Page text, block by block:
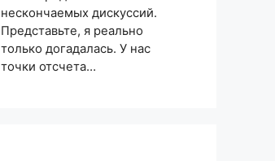
нескончаемых дискуссий.
Представьте, я реально
только догадалась. У нас
точки отсчета…